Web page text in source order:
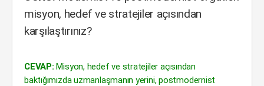
misyon, hedef ve stratejiler açısından
karşılaştırınız?
CEVAP: Misyon, hedef ve stratejiler açısından
baktığımızda uzmanlaşmanın yerini, postmodernist